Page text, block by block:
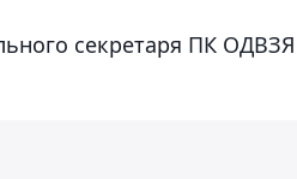
секретаря ПК